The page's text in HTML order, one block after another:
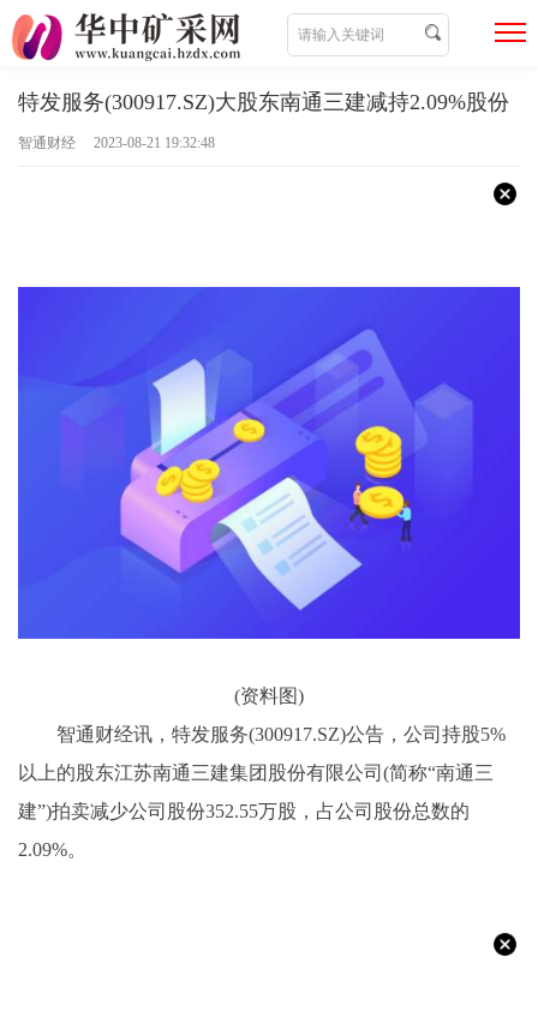
特发服务(300917.SZ)大股东南通三建减持2.09%股份
智通财经 2023-08-21 19:32:48
(资料图)
智通财经讯，特发服务(300917.SZ)公告，公司持股5%
以上的股东江苏南通三建集团股份有限公司(简称“南通三
建”)拍卖减少公司股份352.55万股，占公司股份总数的
2.09%。